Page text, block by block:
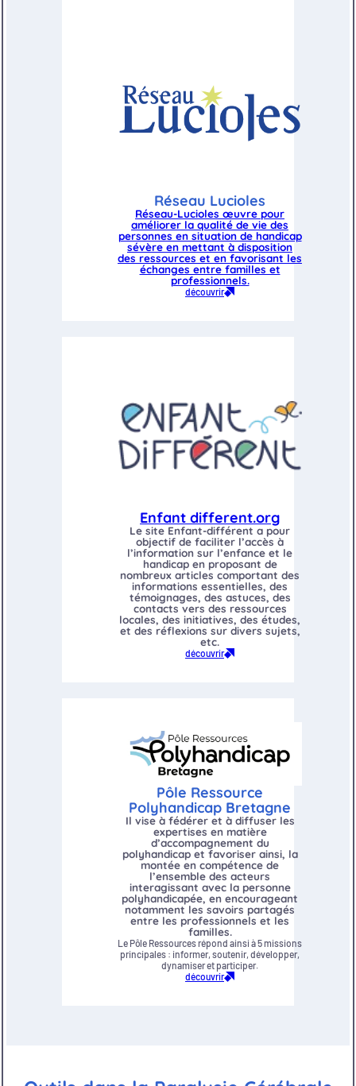
Réseau Lucioles
Réseau-Lucioles œuvre pour
améliorer la qualité de vie des
personnes en situation de handicap
sévère en mettant à disposition
des ressources et en favorisant les
échanges entre familles et
professionnels.
découvrir
Enfant different.org
Le site Enfant-différent a pour
objectif de faciliter l’accès à
l’information sur l’enfance et le
handicap en proposant de
nombreux articles comportant des
informations essentielles, des
témoignages, des astuces, des
contacts vers des ressources
locales, des initiatives, des études,
et des réflexions sur divers sujets,
etc.
découvrir
Pôle Ressource
Polyhandicap Bretagne
Il vise à fédérer et à diffuser les
expertises en matière
d’accompagnement du
polyhandicap et favoriser ainsi, la
montée en compétence de
l’ensemble des acteurs
interagissant avec la personne
polyhandicapée, en encourageant
notamment les savoirs partagés
entre les professionnels et les
familles.
Le Pôle Ressources répond ainsi à 5 missions
principales : informer, soutenir, développer,
dynamiser et participer.
découvrir